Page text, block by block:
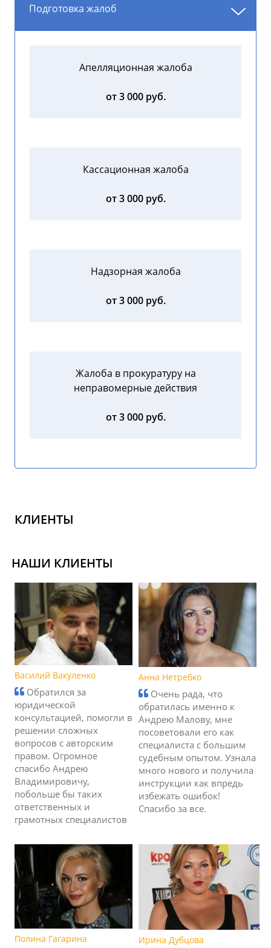
Подготовка жалоб
Апелляционная жалоба
от 3 000 руб.
Кассационная жалоба
от 3 000 руб.
Надзорная жалоба
от 3 000 руб.
Жалоба в прокуратуру на
неправомерные действия
от 3 000 руб.
КЛИЕНТЫ
НАШИ КЛИЕНТЫ
Василий Вакуленко
Обратился за
юридической
консультацией, помогли в
решении сложных
вопросов с авторским
правом. Огромное
спасибо Андрею
Владимировичу,
побольше бы таких
ответственных и
грамотных специалистов
Анна Нетребко
Очень рада, что
обратилась именно к
Андрею Малову, мне
посоветовали его как
специалиста с большим
судебным опытом. Узнала
много нового и получила
инструкции как впредь
избежать ошибок!
Спасибо за все.
Полина Гагарина Ирина Дубцова